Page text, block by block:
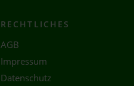
RECHTLICHES
AGB
Impressum
Datenschutz